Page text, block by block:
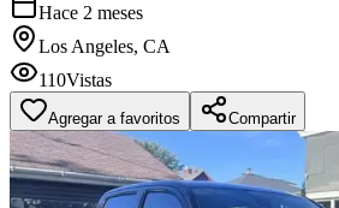
Hace 2 meses
Los Angeles, CA
110Vistas
Agregar a favoritos Compartir